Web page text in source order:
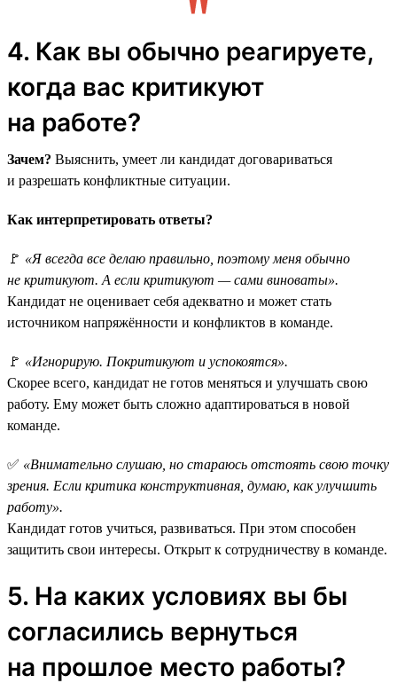
4. Как вы обычно реагируете,
когда вас критикуют
на работе?
Зачем? Выяснить, умеет ли кандидат договариваться
и разрешать конфликтные ситуации.
Как интерпретировать ответы?
🚩 «Я всегда все делаю правильно, поэтому меня обычно
не критикуют. А если критикуют — сами виноваты».
Кандидат не оценивает себя адекватно и может стать
источником напряжённости и конфликтов в команде.
🚩 «Игнорирую. Покритикуют и успокоятся».
Скорее всего, кандидат не готов меняться и улучшать свою
работу. Ему может быть сложно адаптироваться в новой
команде.
✅ «Внимательно слушаю, но стараюсь отстоять свою точку
зрения. Если критика конструктивная, думаю, как улучшить
работу».
Кандидат готов учиться, развиваться. При этом способен
защитить свои интересы. Открыт к сотрудничеству в команде.
5. На каких условиях вы бы
согласились вернуться
на прошлое место работы?